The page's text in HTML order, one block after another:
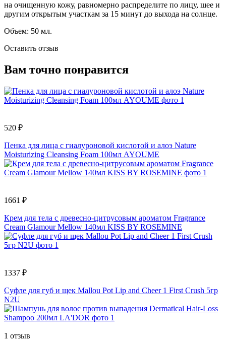
на очищенную кожу, равномерно распределите по лицу, шее и
другим открытым участкам за 15 минут до выхода на солнце.
Объем: 50 мл.
Оставить отзыв
Вам точно понравится
520 ₽
Пенка для лица с гиалуроновой кислотой и алоэ Nature
Moisturizing Cleansing Foam 100мл AYOUME
1661 ₽
Крем для тела с древесно-цитрусовым ароматом Fragrance
Cream Glamour Mellow 140мл KISS BY ROSEMINE
1337 ₽
Суфле для губ и щек Mallou Pot Lip and Cheer 1 First Crush 5гр
N2U
1 отзыв